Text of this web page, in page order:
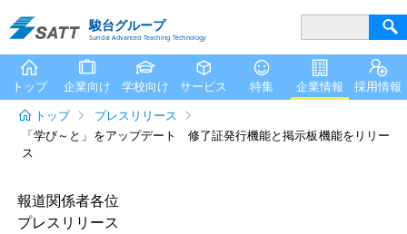
トップ
プレスリリース
「学び～と」をアップデート 修了証発行機能と掲示板機能をリリー
ス
報道関係者各位
プレスリリース
駿台グループ
Sundai Advanced Teaching Technology
トップ 企業向け 学校向け サービス 特集 企業情報 採用情報